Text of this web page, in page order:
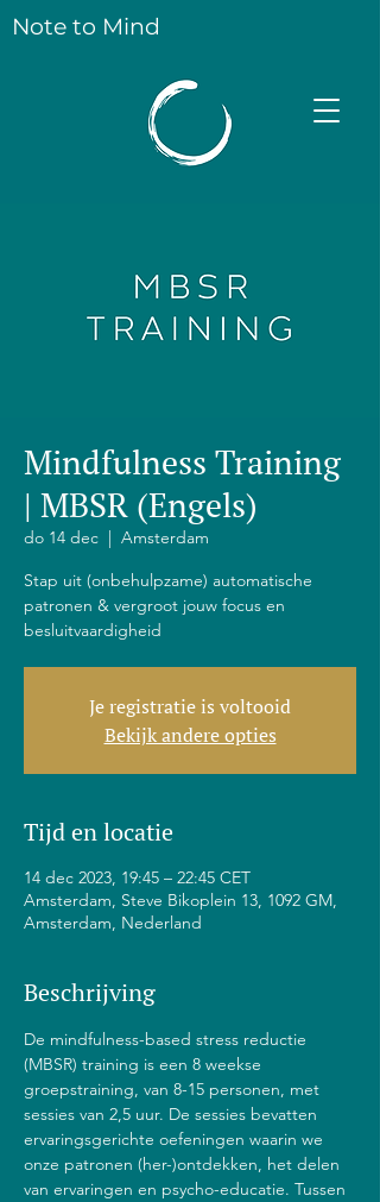
Note to Mind
Mindfulness Training
| MBSR (Engels)
do 14 dec
  |
Amsterdam
Stap uit (onbehulpzame) automatische
patronen & vergroot jouw focus en
besluitvaardigheid
Je registratie is voltooid
Bekijk andere opties
Tijd en locatie
14 dec 2023, 19:45 – 22:45 CET
Amsterdam, Steve Bikoplein 13, 1092 GM,
Amsterdam, Nederland
Beschrijving
De mindfulness-based stress reductie
(MBSR) training is een 8 weekse
groepstraining, van 8-15 personen, met
sessies van 2,5 uur. De sessies bevatten
ervaringsgerichte oefeningen waarin we
onze patronen (her-)ontdekken, het delen
van ervaringen en psycho-educatie. Tussen